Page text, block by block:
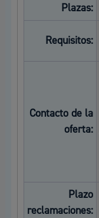
Plazas:
Requisitos:
Contacto de la
oferta:
Plazo
reclamaciones: